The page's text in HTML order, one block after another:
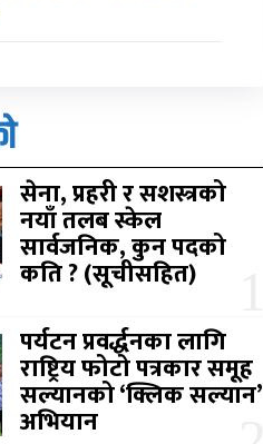
सेना, प्रहरी र सशस्त्रको
नयाँ तलब स्केल
सार्वजनिक, कुन पदको
कति ? (सूचीसहित)
पर्यटन प्रवर्द्धनका लागि
राष्ट्रिय फोटो पत्रकार समूह
सल्यानको ‘क्लिक सल्यान’
अभियान